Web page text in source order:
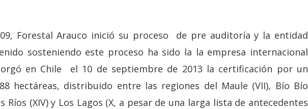
Forestal Arauco inició su proceso de pre auditoría y la entidad
sosteniendo este proceso ha sido la la empresa internacional
en Chile el 10 de septiembre de 2013 la certificación por un
hectáreas, distribuido entre las regiones del Maule (VII), Bío Bío
Ríos (XIV) y Los Lagos (X, a pesar de una larga lista de antecedentes